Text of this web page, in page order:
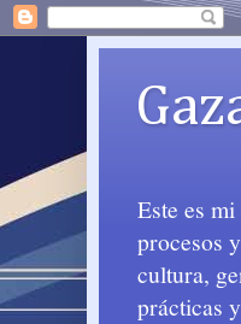
Este es
procesos
cultura,
prácticas